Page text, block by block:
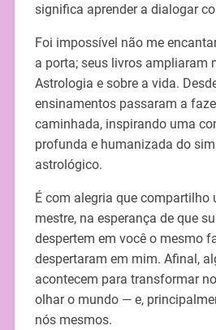
significa aprender a dialogar
Foi impossível não me
a porta; seus livros ampliaram
Astrologia e sobre a vida.
ensinamentos passaram a
caminhada, inspirando uma
profunda e humanizada do
astrológico.
É com alegria que compartilho
mestre, na esperança de que
despertem em você o mesmo
despertaram em mim. Afinal,
acontecem para transformar
olhar o mundo — e,
nós mesmos.